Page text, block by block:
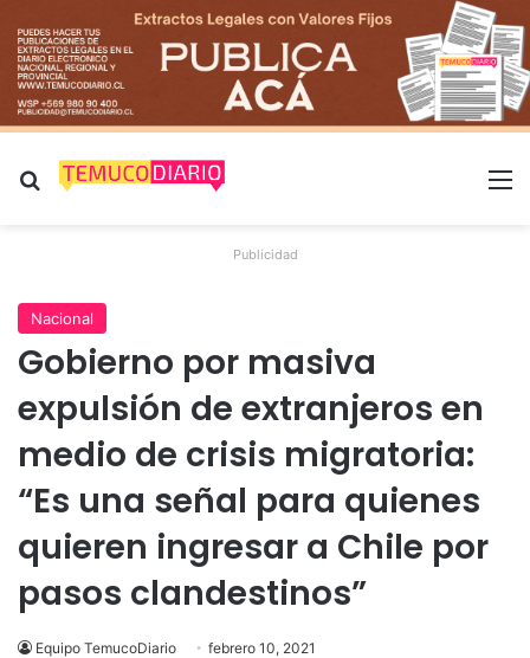
Buscar por
Publicidad
Nacional
Gobierno por masiva
expulsión de extranjeros en
medio de crisis migratoria:
“Es una señal para quienes
quieren ingresar a Chile por
pasos clandestinos”
Equipo TemucoDiario febrero 10, 2021